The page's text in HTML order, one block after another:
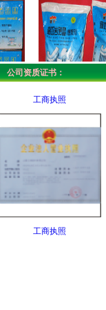
长春泵送剂厂批发
公司资质证书：
工商执照
工商执照